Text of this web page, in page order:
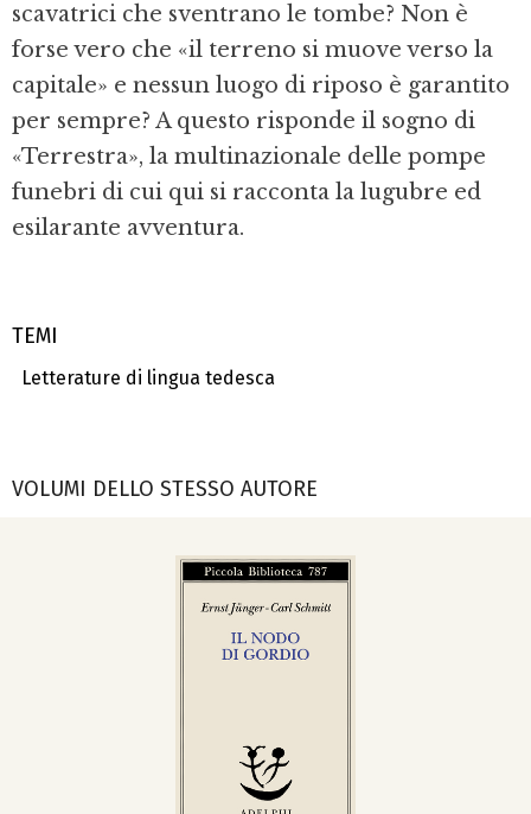
TEMI
Letterature di lingua tedesca
scavatrici che sventrano le tombe? Non è
forse vero che «il terreno si muove verso la
capitale» e nessun luogo di riposo è garantito
per sempre? A questo risponde il sogno di
«Terrestra», la multinazionale delle pompe
funebri di cui qui si racconta la lugubre ed
esilarante avventura.
VOLUMI DELLO STESSO AUTORE